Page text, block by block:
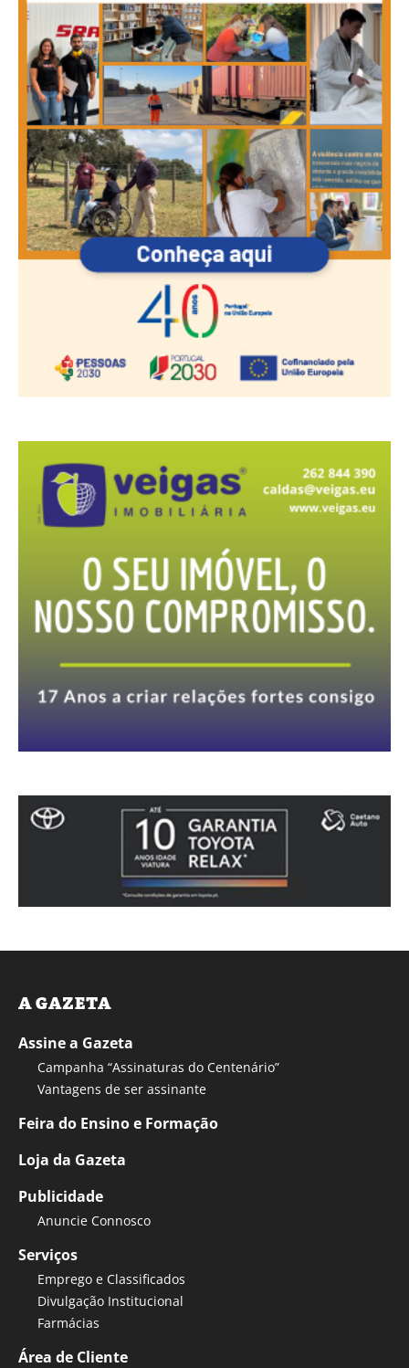
A GAZETA
Assine a Gazeta
Campanha “Assinaturas do Centenário”
Vantagens de ser assinante
Feira do Ensino e Formação
Loja da Gazeta
Publicidade
Anuncie Connosco
Serviços
Emprego e Classificados
Divulgação Institucional
Farmácias
Área de Cliente